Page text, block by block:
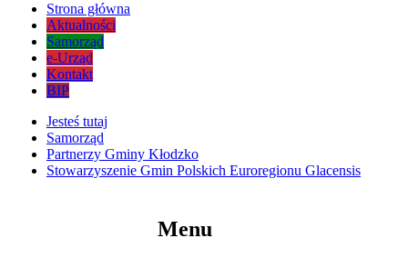
Strona główna
Aktualności
Samorząd
e-Urząd
Kontakt
BIP
Jesteś tutaj
Samorząd
Partnerzy Gminy Kłodzko
Stowarzyszenie Gmin Polskich Euroregionu Glacensis
Menu